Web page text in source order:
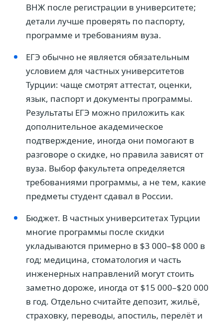
ВНЖ после регистрации в университете;
детали лучше проверять по паспорту,
программе и требованиям вуза.
ЕГЭ обычно не является обязательным
условием для частных университетов
Турции: чаще смотрят аттестат, оценки,
язык, паспорт и документы программы.
Результаты ЕГЭ можно приложить как
дополнительное академическое
подтверждение, иногда они помогают в
разговоре о скидке, но правила зависят от
вуза. Выбор факультета определяется
требованиями программы, а не тем, какие
предметы студент сдавал в России.
Бюджет. В частных университетах Турции
многие программы после скидки
укладываются примерно в $3 000–$8 000 в
год; медицина, стоматология и часть
инженерных направлений могут стоить
заметно дороже, иногда от $15 000–$20 000
в год. Отдельно считайте депозит, жильё,
страховку, переводы, апостиль, перелёт и